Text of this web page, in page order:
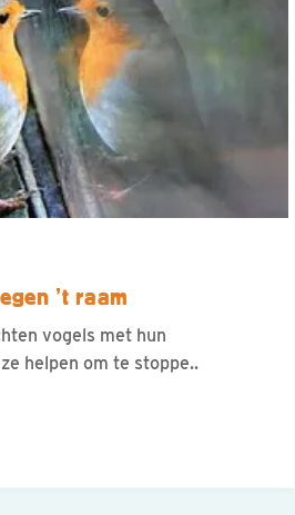
’t raam
vogels met hun
helpen om te stoppe..